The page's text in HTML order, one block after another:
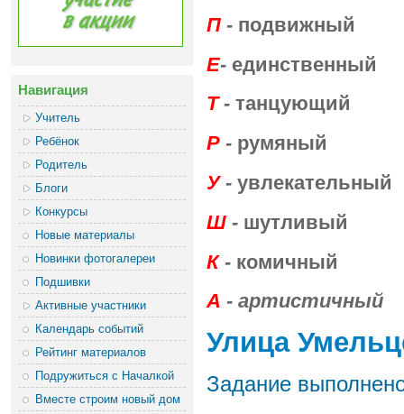
Навигация
Учитель
Ребёнок
Родитель
Блоги
Конкурсы
Новые материалы
Новинки фотогалереи
Подшивки
Активные участники
Календарь событий
Рейтинг материалов
Подружиться с Началкой
Вместе строим новый дом
П- подвижный
Е- единственный
Т- танцующий
Р- румяный
У- увлекательный
Ш- шутливый
К- комичный
А - артистичный
Улица
Задание